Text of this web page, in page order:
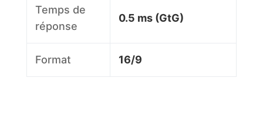
Temps de
réponse
0.5 ms (GtG)
Format 16/9